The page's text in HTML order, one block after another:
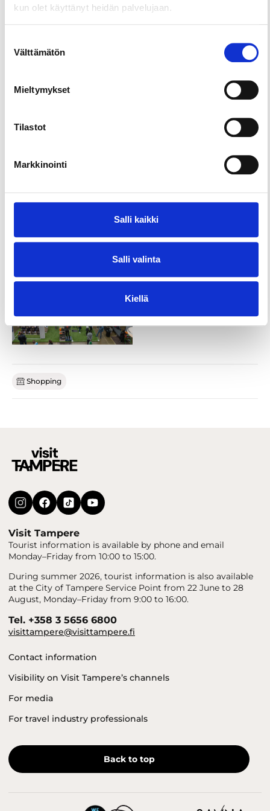
kun olet käyttänyt heidän palvelujaan.
valinta
Välttämätön
Mieltymykset
Tilastot
Markkinointi
Salli kaikki
Salli valinta
Kiellä
exciting events for everyone!
Shopping
Visit Tampere
Tourist information is available by phone and email
Monday–Friday from 10:00 to 15:00.
During summer 2026, tourist information is also available
at the City of Tampere Service Point from 22 June to 28
August, Monday–Friday from 9:00 to 16:00.
Tel. +358 3 5656 6800
visittampere@visittampere.fi
Contact information
Visibility on Visit Tampere’s channels
For media
For travel industry professionals
Back to top